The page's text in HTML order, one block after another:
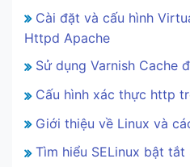
Cài đặt và cấu hình
Httpd Apache
Sử dụng Varnish Cache
Cấu hình xác thực http
Giới thiệu về Linux và
Tìm hiểu SELinux bật tắt